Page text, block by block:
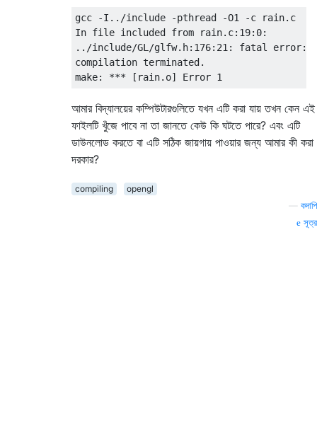
gcc -I../include -pthread -O1 -c rain.c
In file included from rain.c:19:0:
../include/GL/glfw.h:176:21: fatal error:
compilation terminated.
আমার বিদ্যালয়ের কম্পিউটারগুলিতে যখন এটি করা যায় তখন কেন এই
ফাইলটি খুঁজে পাবে না তা জানতে কেউ কি ঘটতে পারে? এবং এটি
ডাউনলোড করতে বা এটি সঠিক জায়গায় পাওয়ার জন্য আমার কী করা
দরকার?
compiling
opengl
কদাপি
সূত্র